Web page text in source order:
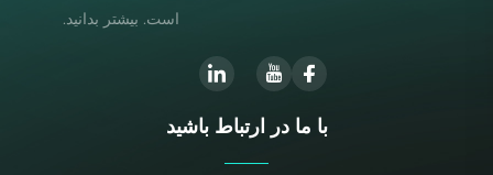
است. بیشتر بدانید.
با ما در ارتباط باشید